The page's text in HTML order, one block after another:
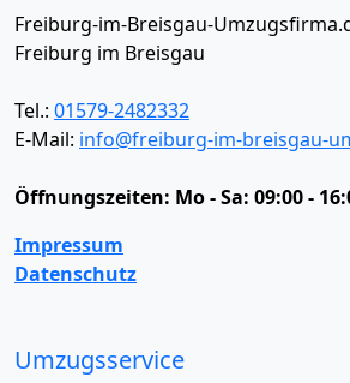
Freiburg-im-Breisgau-
Freiburg im Breisgau
Tel.: 01579-2482332
E-Mail: info@freiburg-im-breisgau-
Öffnungszeiten: Mo - Sa: 09:00 -
Impressum
Datenschutz
Umzugsservice